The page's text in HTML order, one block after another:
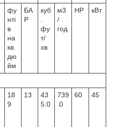
фу
нті
в
на
кв.
дю
йм
БА
Р
куб
фу
т/
хв
м3
/
год
HP кВт
18
9
13
43
5.0
739
.0
60 45